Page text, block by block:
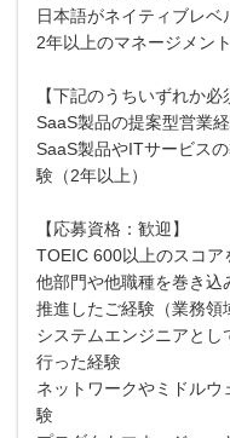
日本語がネイティブレ
2年以上のマネージメン
【下記のうちいずれか必
SaaS製品の提案型営業経
SaaS製品やITサービス
験（2年以上）
【応募資格：歓迎】
TOEIC 600以上のスコア
他部門や他職種を巻き込
推進したご経験（業務領
システムエンジニアと
行った経験
ネットワークやミドル
験